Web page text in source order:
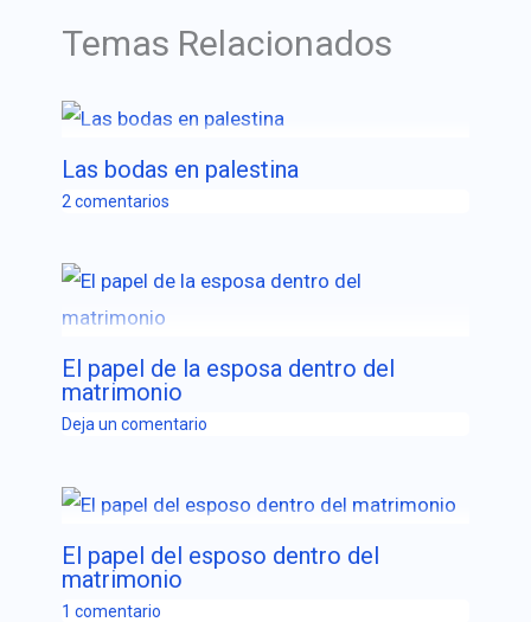
Temas Relacionados
Las bodas en palestina
2 comentarios
El papel de la esposa dentro del
matrimonio
Deja un comentario
El papel del esposo dentro del
matrimonio
1 comentario